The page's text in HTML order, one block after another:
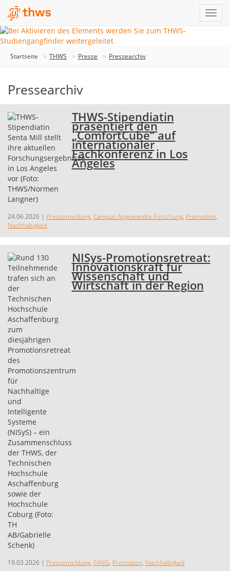
Startseite THWS Presse Pressearchiv
Pressearchiv
THWS-Stipendiatin
präsentiert den
„ComfortCube“ auf
internationaler
Fachkonferenz in Los
Angeles
24.06.2026 | Pressemeldung, Campus Angewandte Forschung, Promotion,
Nachhaltigkeit
NISys-Promotionsretreat:
Innovationskraft für
Wissenschaft und
Wirtschaft in der Region
19.03.2026 | Pressemeldung, FANG, Promotion, Nachhaltigkeit